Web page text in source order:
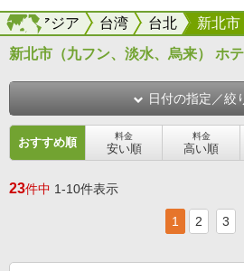
海外アジア 台湾 台北 新北市
海外
新北市（九フン、淡水、烏来） ホ
日付の指定／絞
おすすめ順 料金
安い順
料金
高い順
23件中 1-10件表示
1 2 3